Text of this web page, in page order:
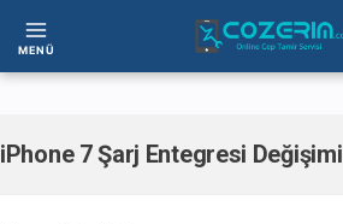
MENÜ
iPhone 7 Şarj Entegresi Değişimi